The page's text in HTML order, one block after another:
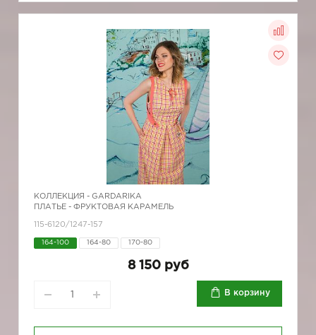
КОЛЛЕКЦИЯ - GARDARIKA
ПЛАТЬЕ - ФРУКТОВАЯ КАРАМЕЛЬ
115-6120/1247-157
164-100 164-80 170-80
8 150 руб
В корзину